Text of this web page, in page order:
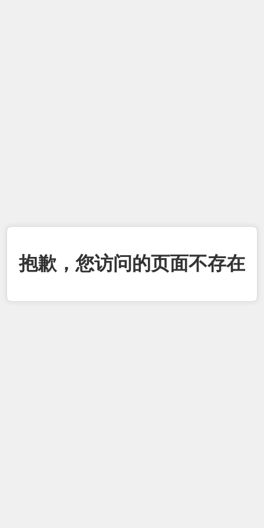
抱歉，您访问的页面不存在